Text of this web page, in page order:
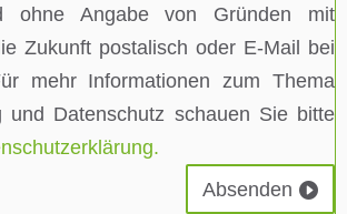
ohne Angabe von Gründen mit
Zukunft postalisch oder E-Mail bei
mehr Informationen zum Thema
und Datenschutz schauen Sie bitte
Absenden